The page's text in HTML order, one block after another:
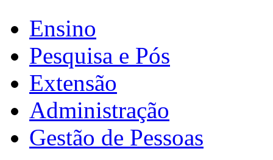
Ensino
Pesquisa e Pós
Extensão
Administração
Gestão de Pessoas